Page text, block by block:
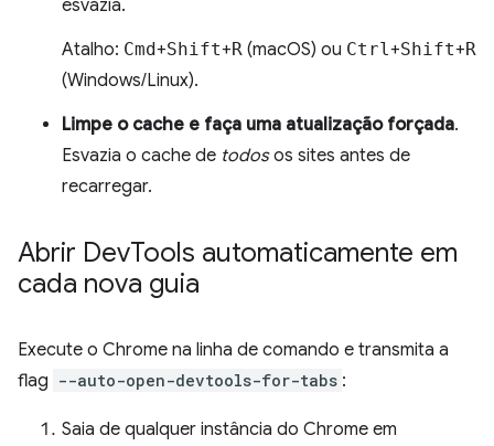
esvazia.
Atalho: Cmd+Shift+R (macOS) ou Ctrl+Shift+R
(Windows/Linux).
Limpe o cache e faça uma atualização forçada.
Esvazia o cache de todosos sites antes de
recarregar.
Abrir DevTools automaticamente em
cada nova guia
Execute o Chrome na linha de comando e transmita a
flag --auto-open-devtools-for-tabs :
Saia de qualquer instância do Chrome em